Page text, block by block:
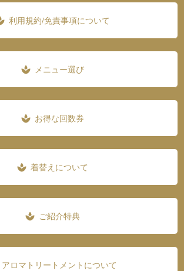
利用規約/免責事項について
spa メニュー選び
spa お得な回数券
spa 着替えについて
spa ご紹介特典
アロマトリートメントについて